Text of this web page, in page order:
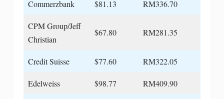
Commerzbank $81.13 RM336.70
CPM Group/Jeff
Christian
$67.80 RM281.35
Credit Suisse $77.60 RM322.05
Edelweiss $98.77 RM409.90